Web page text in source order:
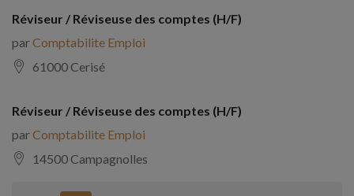
Réviseur / Réviseuse des comptes (H/F)
parComptabilite Emploi
61000 Cerisé
Réviseur / Réviseuse des comptes (H/F)
parComptabilite Emploi
14500 Campagnolles